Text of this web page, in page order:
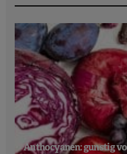
Anthocyanen: gunstig